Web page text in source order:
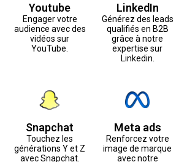
Youtube
Engager votre
audience avec des
vidéos sur
YouTube.
LinkedIn
Générez des leads
qualifiés en B2B
grâce à notre
expertise sur
Linkedin.
Snapchat
Touchez les
générations Y et Z
avec Snapchat.
Meta ads
Renforcez votre
image de marque
avec notre